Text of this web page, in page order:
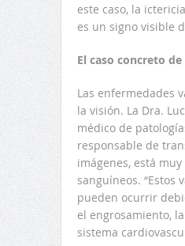
este caso, la
es un signo visible
El caso concreto
Las enfermedades
la visión. La Dra.
médico de
responsable de
imágenes, está
sanguíneos. “Estos
pueden ocurrir
el engrosamiento,
sistema